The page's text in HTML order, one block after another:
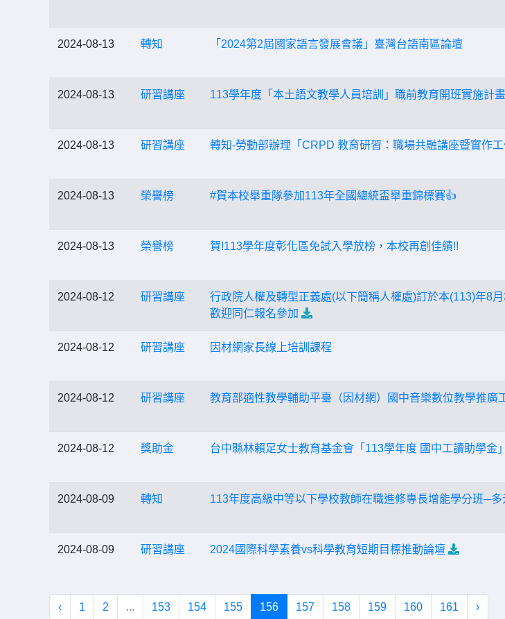
2024-08-13 轉知 「2024第2屆國家語言發展會議」臺灣台語南區論壇
2024-08-13 研習講座 113學年度「本土語文教學人員培訓」職前教育開班實施計畫
2024-08-13 研習講座 轉知-勞動部辦理「CRPD 教育研習：職場共融講座暨實作
2024-08-13 榮譽榜 #賀本校舉重隊參加113年全國總統盃舉重錦標賽👍
2024-08-13 榮譽榜 賀!113學年度彰化區免試入學放榜，本校再創佳績!!
2024-08-12 研習講座
行政院人權及轉型正義處(以下簡稱人權處)訂於本(113)年8
歡迎同仁報名參加
2024-08-12 研習講座 因材網家長線上培訓課程
2024-08-12 研習講座 教育部適性教學輔助平臺（因材網）國中音樂數位教學推廣
2024-08-12 獎助金 台中縣林賴足女士教育基金會「113學年度 國中工讀助學金」
2024-08-09 轉知 113年度高級中等以下學校教師在職進修專長增能學分班─多
2024-08-09 研習講座 2024國際科學素養vs科學教育短期目標推動論壇
‹ 1 2 ... 153 154 155 156 157 158 159 160 161 ›